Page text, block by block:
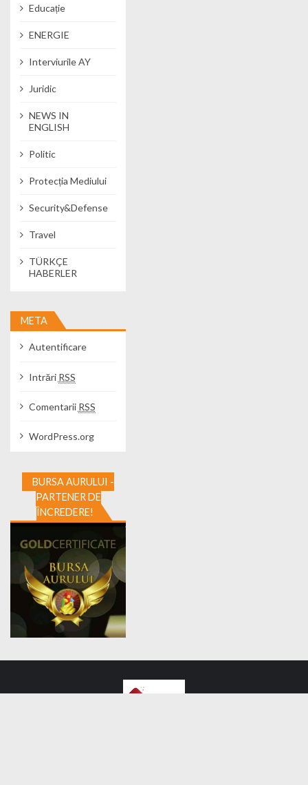
Educație
ENERGIE
Interviurile AY
Juridic
NEWS IN
ENGLISH
Politic
Protecția Mediului
Security&Defense
Travel
TÜRKÇE
HABERLER
META
Autentificare
Intrări RSS
Comentarii RSS
WordPress.org
BURSA AURULUI -
PARTENER DE
ÎNCREDERE!